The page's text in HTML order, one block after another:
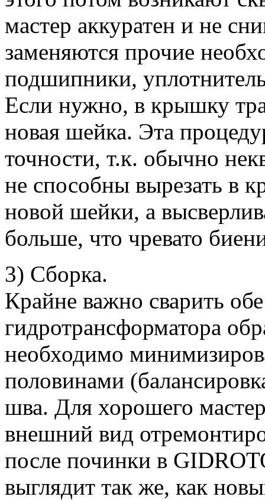
мастер аккуратен и не
заменяются прочие
подшипники,
Если нужно, в крышку
новая шейка. Эта
точности, т.к. обычно
не способны вырезать в
новой шейки, а
больше, что чревато
3) Сборка.
Крайне важно сварить
гидротрансформатора
необходимо
половинами
шва. Для хорошего
внешний вид
после починки в
выглядит так же, как